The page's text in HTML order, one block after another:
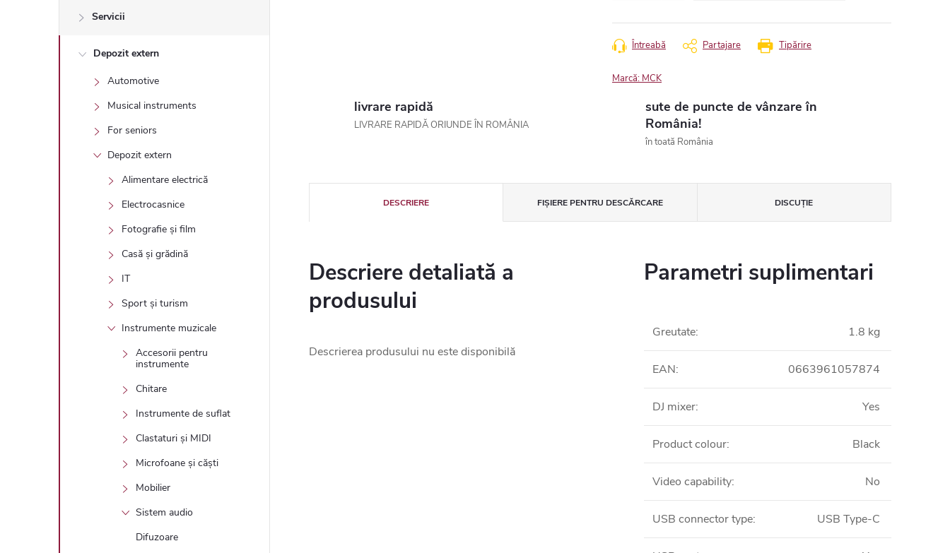
a
Servicii
Depozit extern
Automotive
Musical instruments
For seniors
Depozit extern
Alimentare electrică
Electrocasnice
Fotografie și film
Casă și grădină
IT
Sport și turism
Instrumente muzicale
Accesorii pentru
instrumente
Chitare
Instrumente de suflat
Clastaturi și MIDI
Microfoane și căști
Mobilier
Sistem audio
Difuzoare
Tipărire
Întreabă Partajare
Marcă: MCK
livrare rapidă
LIVRARE RAPIDĂ ORIUNDE ÎN ROMÂNIA
sute de puncte de vânzare în
România!
în toată România
DESCRIERE FIȘIERE PENTRU DESCĂRCARE DISCUŢIE
Descriere detaliată a
produsului
Descrierea produsului nu este disponibilă
Parametri suplimentari
Greutate: 1.8 kg
EAN: 0663961057874
DJ mixer: Yes
Product colour: Black
Video capability: No
USB connector type: USB Type-C